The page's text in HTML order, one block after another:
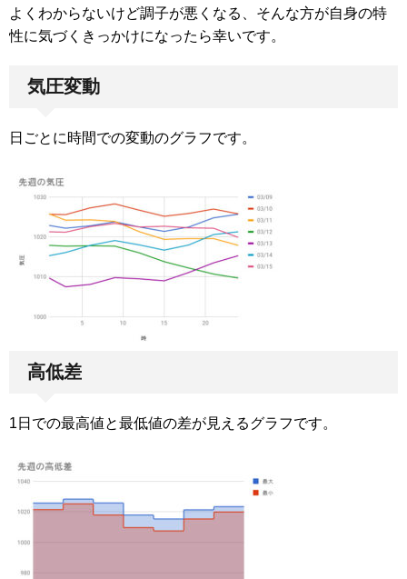
よくわからないけど調子が悪くなる、そんな方が自身の特
性に気づくきっかけになったら幸いです。
気圧変動
日ごとに時間での変動のグラフです。
高低差
1日での最高値と最低値の差が見えるグラフです。